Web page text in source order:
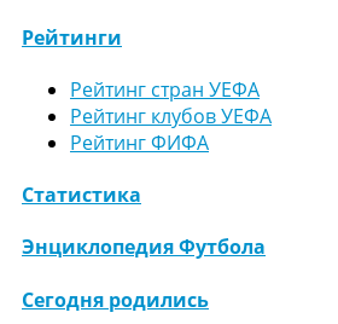
Рейтинги
Рейтинг стран УЕФА
Рейтинг клубов УЕФА
Рейтинг ФИФА
Статистика
Энциклопедия Футбола
Сегодня родились